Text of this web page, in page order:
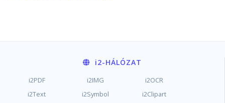
i2-HÁLÓZAT
i2PDF i2IMG
i2OCR
i2Text
i2Symbol
i2Clipart